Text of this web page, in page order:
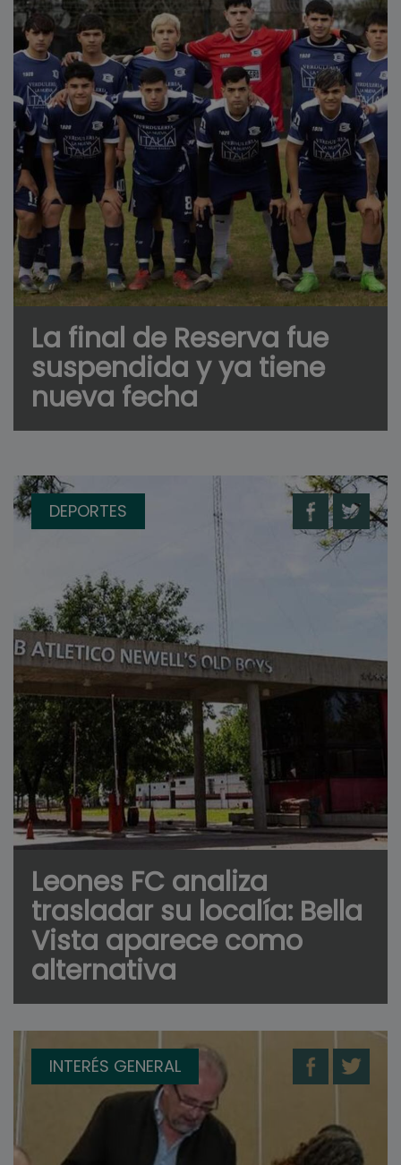
La final de Reserva fue
suspendida y ya tiene
nueva fecha
DEPORTES
Leones FC analiza
trasladar su localía: Bella
Vista aparece como
alternativa
INTERÉS GENERAL